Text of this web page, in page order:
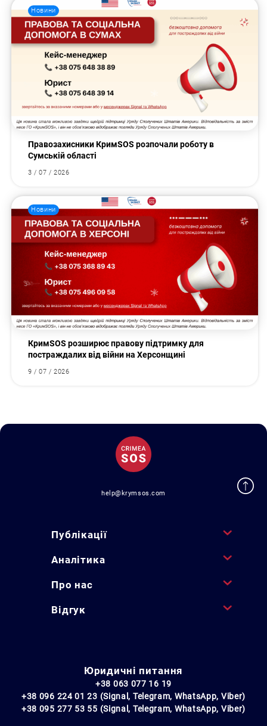
Новини
Правозахисники КримSOS розпочали роботу в
Сумській області
3 / 07 / 2026
Новини
КримSOS розширює правову підтримку для
постраждалих від війни на Херсонщині
9 / 07 / 2026
help@krymsos.com
Публікації
Аналітика
Про нас
Відгук
Юридичні питання
+38 063 077 16 19
+38 096 224 01 23 (Signal, Telegram, WhatsApp, Viber)
+38 095 277 53 55 (Signal, Telegram, WhatsApp, Viber)